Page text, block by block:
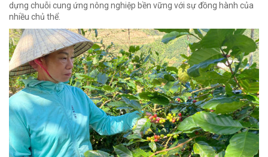
dựng chuỗi cung ứng nông nghiệp bền vững với sự đồng hành của
nhiều chủ thể.